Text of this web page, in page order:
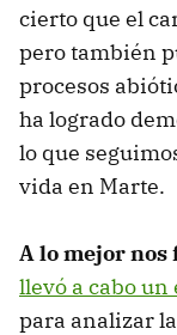
cierto que el
pero también
procesos
ha logrado
lo que
vida en Marte.
A lo mejor
llevó a cabo un
para analizar